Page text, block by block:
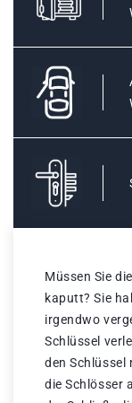
Müssen Sie
kaputt? Sie
irgendwo
Schlüssel
den Schlüssel
die Schlösser